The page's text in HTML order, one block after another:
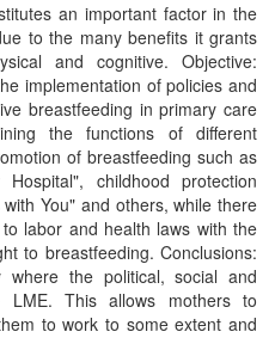
an important factor in the
to the many benefits it grants
and cognitive. Objective:
implementation of policies and
breastfeeding in primary care
the functions of different
of breastfeeding such as
childhood protection
You" and others, while there
labor and health laws with the
to breastfeeding. Conclusions:
the political, social and
LME. This allows mothers to
to work to some extent and